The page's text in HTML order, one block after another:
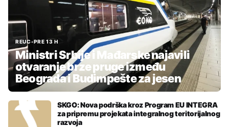
REUC•PRE 13 H
Ministri Srbije i Mađarske najavili
otvaranje brze pruge između
Beograda i Budimpešte za jesen
SKGO: Nova podrška kroz Program EU INTEGRA
za pripremu projekata integralnog teritorijalnog
razvoja